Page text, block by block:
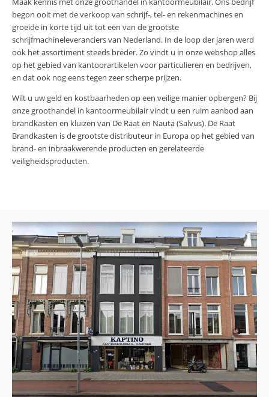
begon ooit met de verkoop van schrijf-, tel- en rekenmachines en
groeide in korte tijd uit tot een van de grootste
schrijfmachineleveranciers van Nederland. In de loop der jaren werd
ook het assortiment steeds breder. Zo vindt u in onze webshop alles
op het gebied van kantoorartikelen voor particulieren en bedrijven,
en dat ook nog eens tegen zeer scherpe prijzen.
Wilt u uw geld en kostbaarheden op een veilige manier opbergen? Bij
onze groothandel in kantoormeubilair vindt u een ruim aanbod aan
brandkasten en kluizen van De Raat en Nauta (Salvus). De Raat
Brandkasten is de grootste distributeur in Europa op het gebied van
brand- en inbraakwerende producten en gerelateerde
veiligheidsproducten.